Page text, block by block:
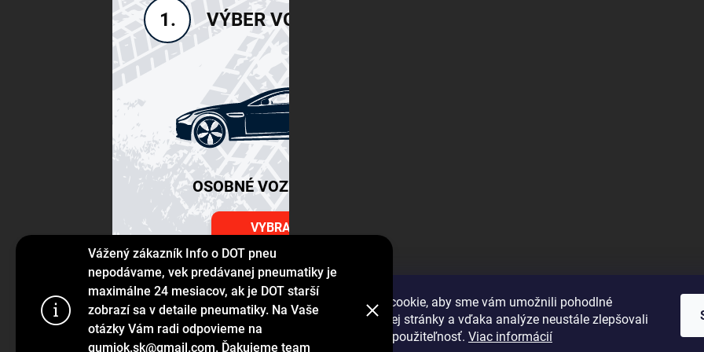
Používame súbory cookie, aby sme vám umožnili pohodlné
prehliadanie webovej stránky a vďaka analýze neustále zlepšovali
jej funkcie, výkon a použiteľnosť. Viac informácií
Vážený zákazník Info o DOT pneu
nepodávame, vek predávanej pneumatiky je
maximálne 24 mesiacov, ak je DOT starší
zobrazí sa v detaile pneumatiky. Na Vaše
otázky Vám radi odpovieme na
gumiok.sk@gmail.com. Ďakujeme team
1. VÝBER VOZIDLA
OSOBNÉ VOZIDLÁ SUV
VYBRAŤ